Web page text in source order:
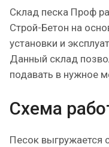
Склад песка Проф
Строй-Бетон на
установки и
Данный склад
подавать в нужное
Схема
Песок выгружается